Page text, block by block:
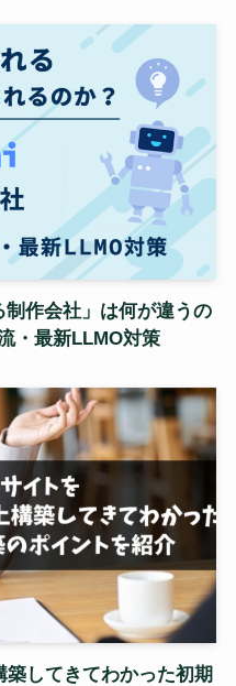
制作会社」は何が違うの
・最新LLMO対策
してきてわかった初期